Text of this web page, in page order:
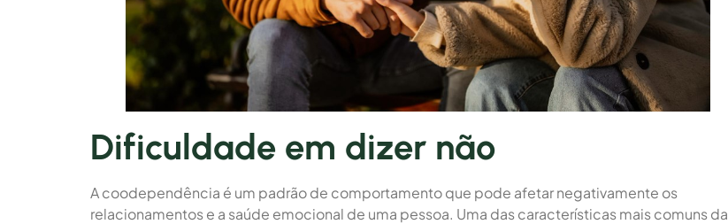
Dificuldade em dizer não
A coodependência é um padrão de comportamento que pode afetar negativamente os
relacionamentos e a saúde emocional de uma pessoa. Uma das características mais comuns da